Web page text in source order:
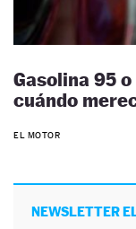
Gasolina 95
cuándo
EL MOTOR
NEWSLETTER